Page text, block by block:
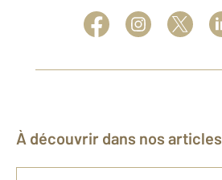
À découvrir dans nos articles